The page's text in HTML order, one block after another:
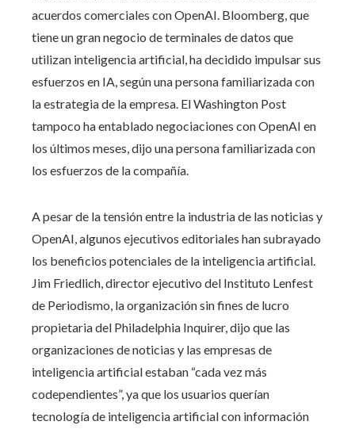
acuerdos comerciales con OpenAI. Bloomberg, que
tiene un gran negocio de terminales de datos que
utilizan inteligencia artificial, ha decidido impulsar sus
esfuerzos en IA, según una persona familiarizada con
la estrategia de la empresa. El Washington Post
tampoco ha entablado negociaciones con OpenAI en
los últimos meses, dijo una persona familiarizada con
los esfuerzos de la compañía.
A pesar de la tensión entre la industria de las noticias y
OpenAI, algunos ejecutivos editoriales han subrayado
los beneficios potenciales de la inteligencia artificial.
Jim Friedlich, director ejecutivo del Instituto Lenfest
de Periodismo, la organización sin fines de lucro
propietaria del Philadelphia Inquirer, dijo que las
organizaciones de noticias y las empresas de
inteligencia artificial estaban “cada vez más
codependientes”, ya que los usuarios querían
tecnología de inteligencia artificial con información